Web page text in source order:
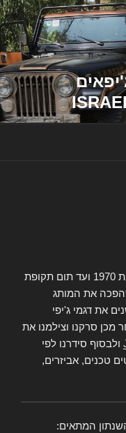
משנת 1970 ועד תום תקופת
את המותג
את דגמי ג'יפי
סרקנו וצילמנו את
ולבסוף סידרנו לפי
טכנים, אביזרים,
המתאים: